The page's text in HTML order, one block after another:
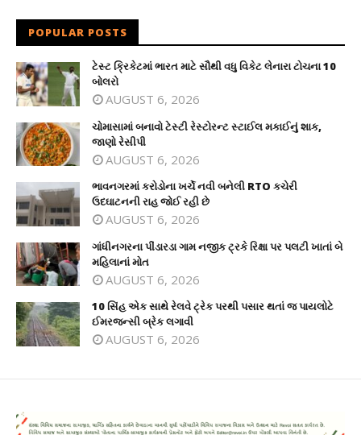
POPULAR POSTS
ટેસ્ટ ક્રિકેટમાં ભારત માટે સૌથી વધુ વિકેટ લેનારા ટોચના 10
બોલરો
AUGUST 6, 2026
ચોમાસામાં બનાવો ટેસ્ટી રેસ્ટોરન્ટ સ્ટાઈલ મકાઈનું શાક,
જાણો રેસીપી
AUGUST 6, 2026
ભાવનગરમાં કરોડોના ખર્ચે નવી બનેલી RTO કચેરી
ઉદઘાટનની રાહ જોઈ રહી છે
AUGUST 6, 2026
ગાંધીનગરના પીંડારડા ગામ નજીક ટ્રકે રિક્ષા પર પલટી ખાતાં બે
મહિલાનાં મોત
AUGUST 6, 2026
10 સિંહ એક સાથે રેલવે ટ્રેક પરથી પસાર થતાં જ પાયલોટે
ઈમરજન્સી બ્રેક લગાવી
AUGUST 6, 2026